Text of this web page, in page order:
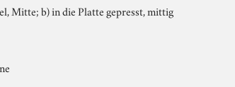
Mitte; b) in die Platte gepresst, mittig